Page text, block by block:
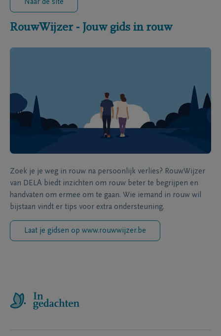
Naar de site
RouwWijzer - Jouw gids in rouw
Zoek je je weg in rouw na persoonlijk verlies? RouwWijzer
van DELA biedt inzichten om rouw beter te begrijpen en
handvaten om ermee om te gaan. Wie iemand in rouw wil
bijstaan vindt er tips voor extra ondersteuning.
Laat je gidsen op www.rouwwijzer.be